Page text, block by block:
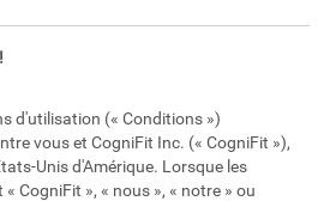
d'utilisation (« Conditions »)
vous et CogniFit Inc. (« CogniFit »),
Unis d'Amérique. Lorsque les
CogniFit », « nous », « notre » ou